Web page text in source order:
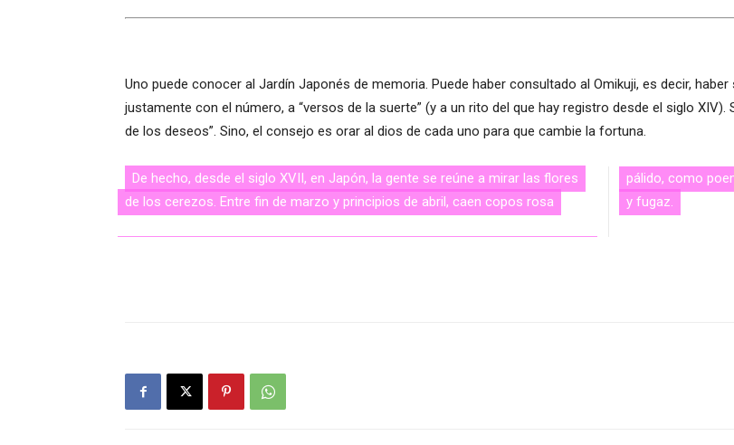
Uno puede conocer al Jardín Japonés de memoria. Puede haber consultado al Omikuji, es decir,
justamente con el número, a “versos de la suerte” (y a un rito del que hay registro desde el siglo
de los deseos”. Sino, el consejo es orar al dios de cada uno para que cambie la fortuna.
De hecho, desde el siglo XVII, en Japón, la gente se reúne a mirar las flores
de los cerezos. Entre fin de marzo y principios de abril, caen copos rosa
pálido, como poemas livianos, como reflexiones profundas, sobre la vida bella
y fugaz.